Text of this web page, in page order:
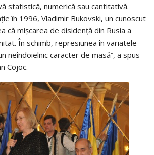
statistică, numerică sau cantitativă.
în 1996, Vladimir Bukovski, un cunoscut
că mișcarea de disidență din Rusia a
În schimb, represiunea în variatele
neîndoielnic caracter de masă”, a spus
Cojoc.